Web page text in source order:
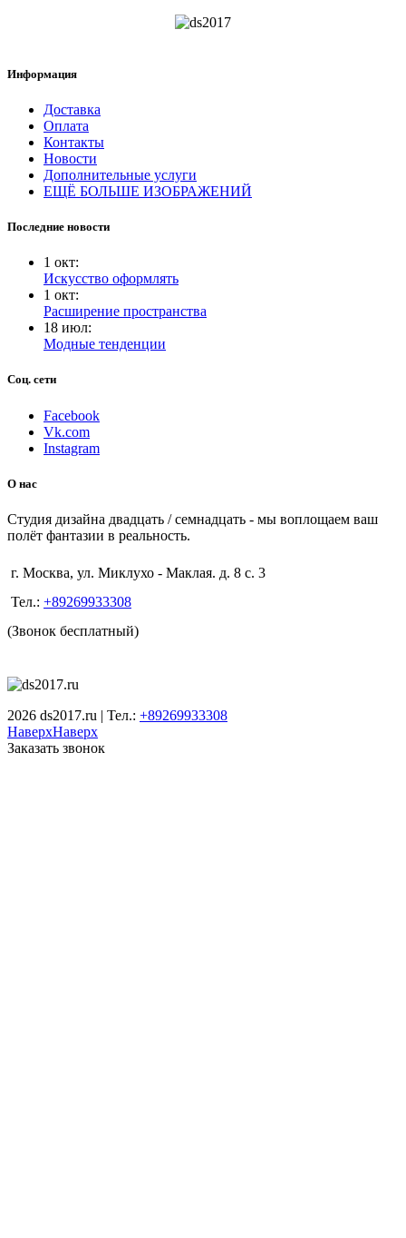
Информация
Доставка
Оплата
Контакты
Новости
Дополнительные услуги
ЕЩЁ БОЛЬШЕ ИЗОБРАЖЕНИЙ
Последние новости
1 окт:
Искусство оформлять
1 окт:
Расширение пространства
18 июл:
Модные тенденции
Соц. сети
Facebook
Vk.com
Instagram
О нас
Студия дизайна двадцать / семнадцать - мы воплощаем ваш
полёт фантазии в реальность.
г. Москва, ул. Миклухо - Маклая. д. 8 с. 3
Тел.: +89269933308
(Звонок бесплатный)
2026 ds2017.ru | Тел.: +89269933308
НаверхНаверх
Заказать звонок